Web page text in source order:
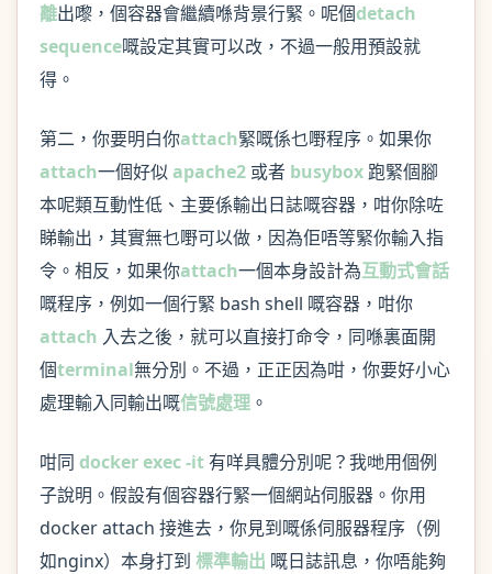
離出嚟，個容器會繼續喺背景行緊。呢個detach
sequence嘅設定其實可以改，不過一般用預設就
得。
第二，你要明白你attach緊嘅係乜嘢程序。如果你
attach一個好似 apache2 或者 busybox 跑緊個腳
本呢類互動性低、主要係輸出日誌嘅容器，咁你除咗
睇輸出，其實無乜嘢可以做，因為佢唔等緊你輸入指
令。相反，如果你attach一個本身設計為互動式會話
嘅程序，例如一個行緊 bash shell 嘅容器，咁你
attach 入去之後，就可以直接打命令，同喺裏面開
個terminal無分別。不過，正正因為咁，你要好小心
處理輸入同輸出嘅信號處理 。
咁同 docker exec -it 有咩具體分別呢？我哋用個例
子說明。假設有個容器行緊一個網站伺服器。你用
docker attach 接進去，你見到嘅係伺服器程序（例
如nginx）本身打到 標準輸出 嘅日誌訊息，你唔能夠